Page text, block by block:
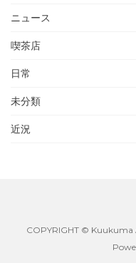
ニュース
喫茶店
日常
未分類
近況
COPYRIGHT © Kuukuma